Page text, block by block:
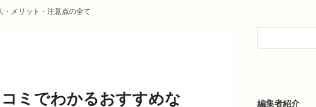
メリット・注意点の全て
ミでわかるおすすめな
編集者紹介